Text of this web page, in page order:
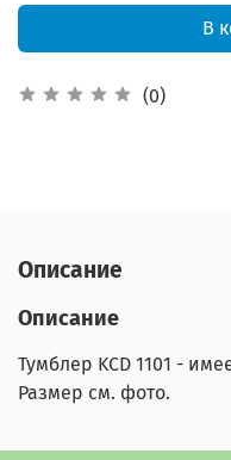
(0)
В
Описание
Описание
Тумблер KCD 1101 -
Размер см. фото.